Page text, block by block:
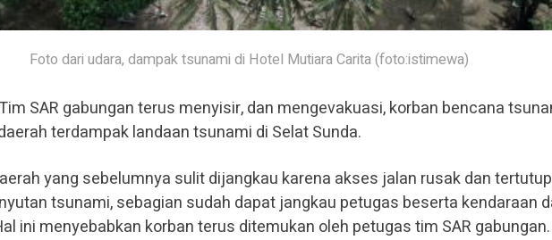
Foto dari udara, dampak tsunami di Hotel Mutiara Carita (foto:istimewa)
Tim SAR gabungan terus menyisir, dan mengevakuasi, korban bencana
terdampak landaan tsunami di Selat Sunda.
yang sebelumnya sulit dijangkau karena akses jalan rusak dan
tsunami, sebagian sudah dapat jangkau petugas beserta kendaraan
ini menyebabkan korban terus ditemukan oleh petugas tim SAR gabungan.